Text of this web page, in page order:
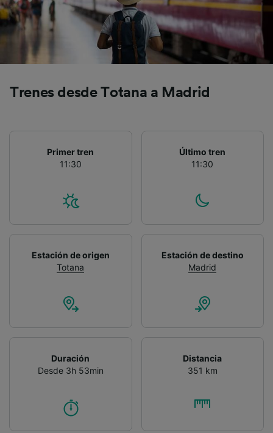
Trenes desde Totana a Madrid
Primer tren
11:30
Último tren
11:30
Estación de origen
Totana
Estación de destino
Madrid
Duración
Desde 3h 53min
Distancia
351 km
precisa. Analizar activamente las
características del dispositivo para su
identificación. Almacenar la información en un
dispositivo y/o acceder a ella. Publicidad y
contenido personalizados, medición de